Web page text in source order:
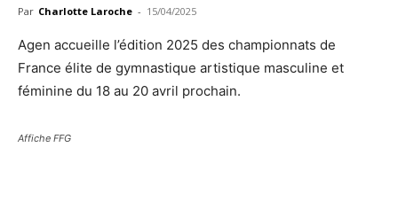
Par Charlotte Laroche - 15/04/2025
Agen accueille l’édition 2025 des championnats de
France élite de gymnastique artistique masculine et
féminine du 18 au 20 avril prochain.
Affiche FFG